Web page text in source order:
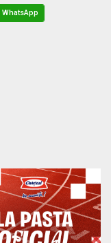
WhatsApp